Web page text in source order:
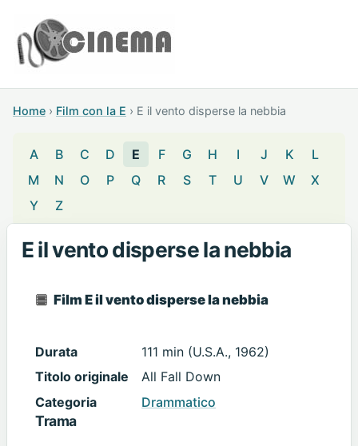
Home › Film con la E › E il vento disperse la nebbia
A B C D E F G H I J K
L
M
N O P Q R S T U V W
X
Y
Z
E il vento disperse la nebbia
Film E il vento disperse la nebbia
Durata
111 min (U.S.A., 1962)
Titolo originale
All Fall Down
Categoria
Drammatico
Trama